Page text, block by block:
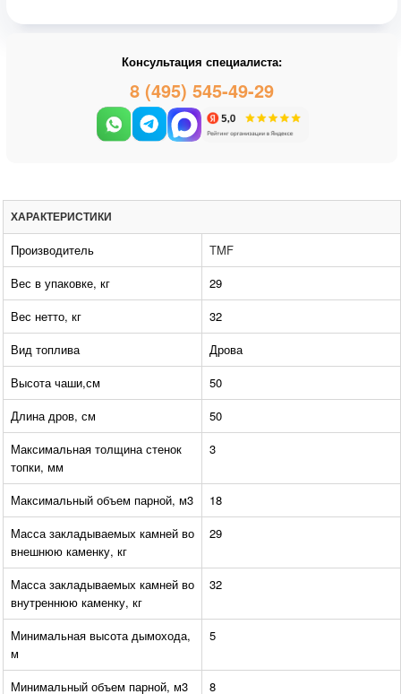
Консультация специалиста:
8 (495) 545-49-29
ХАРАКТЕРИСТИКИ
Производитель
TMF
Вес в упаковке, кг
29
Вес нетто, кг
32
Вид топлива
Дрова
Высота чаши,см
50
Длина дров, см
50
Максимальная толщина стенок
топки, мм
3
Максимальный объем парной, м3
18
Масса закладываемых камней во
внешнюю каменку, кг
29
Масса закладываемых камней во
внутреннюю каменку, кг
32
Минимальная высота дымохода,
м
5
Минимальный объем парной, м3
8